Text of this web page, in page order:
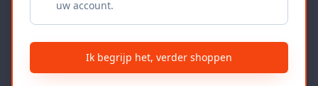
uw account.
Ik begrijp het, verder shoppen